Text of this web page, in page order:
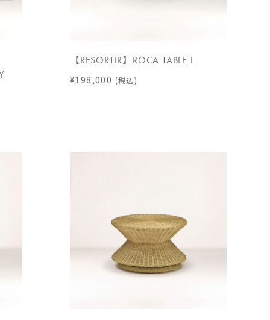
【RESORTIR】ROCA TABLE L
¥198,000 (税込)